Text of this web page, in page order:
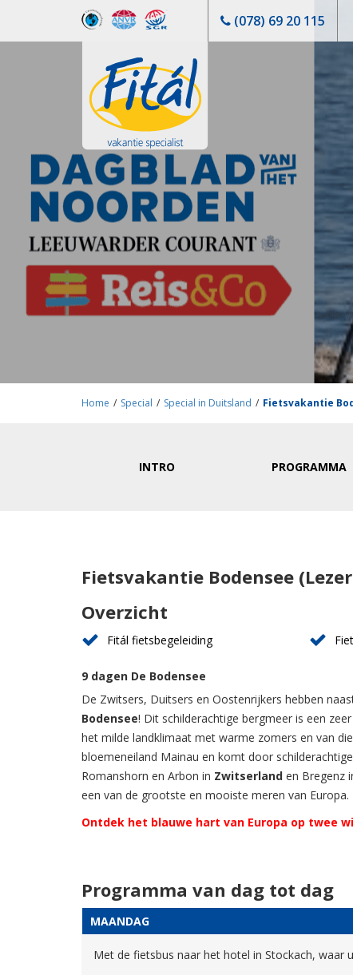
(078) 69 20 115
Home / Special / Special in Duitsland / Fietsvakantie
INTRO PROGRAMMA
Fietsvakantie Bodensee
Overzicht
Fitál fietsbegeleiding
9 dagen De Bodensee
De Zwitsers, Duitsers en Oostenrijkers hebben
Bodensee! Dit schilderachtige bergmeer is een
het milde landklimaat met warme zomers en van
bloemeneiland Mainau en komt door
Romanshorn en Arbon in Zwitserland en Bregenz
een van de grootste en mooiste meren van Europa.
Ontdek het blauwe hart van Europa op twee
Programma van dag tot dag
MAANDAG
Met de fietsbus naar het hotel in Stockach, waar